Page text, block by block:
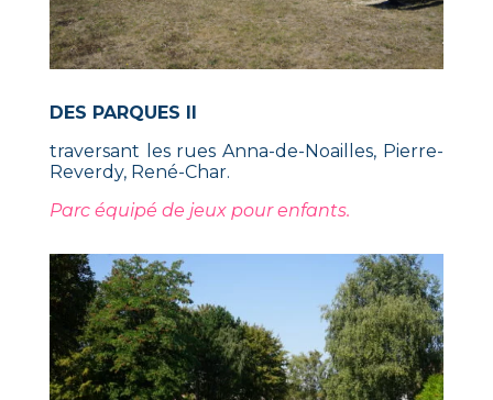
DES PARQUES II
traversant les rues Anna-de-Noailles, Pierre-
Reverdy, René-Char.
Parc équipé de jeux pour enfants.